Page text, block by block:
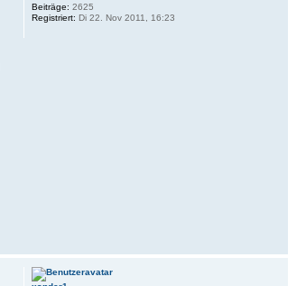
Beiträge: 2625
Registriert: Di 22. Nov 2011, 16:23